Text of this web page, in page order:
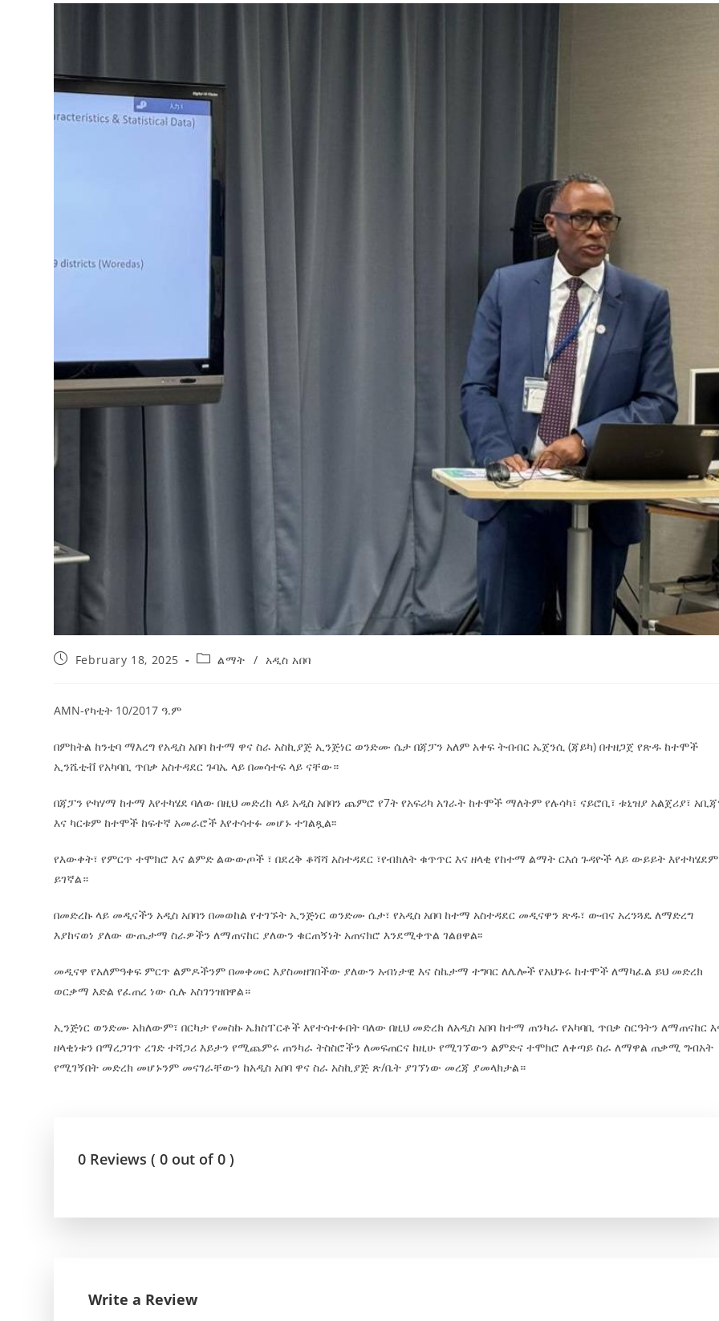
August 7, 2026
አሸናፊነት ተጠናቀቀ
August 1, 2026
February 18, 2025 ልማት / አዲስ አበባ
AMN-የካቲት 10/2017 ዓ.ም
በምክትል ከንቲባ ማእረግ የአዲስ አበባ ከተማ ዋና ስራ አስኪያጅ ኢንጅነር ወንድሙ ሴታ በጃፓን አለም አቀፍ ትብብር ኤጀንሲ (ጃይካ) በተዘጋጀ የጽዱ ከተሞች
ኢንሼቲቭ የአካባቢ ጥበቃ አስተዳደር ጉባኤ ላይ በመሳተፍ ላይ ናቸው።
በጃፓንዮካሃማ ከተማ እየተካሄደ ባለው በዚህ መድረክ ላይ አዲስ አበባን ጨምሮ የ7ት የአፍሪካ አገራት ከተሞች ማለትም የሉሳካ፣ ናይሮቢ፣ ቱኒዝያ አልጀሪያ፣
እና ካርቱም ከተሞች ከፍተኛ አመራሮች እየተሳተፉ መሆኑ ተገልጿል፡፡
የእውቀት፣ የምርጥ ተሞክሮ እና ልምድ ልውውጦች ፣ በደረቅ ቆሻሻ አስተዳደር ፣የብክለት ቁጥጥር እና ዘላቂ የከተማ ልማት ርእሰ ጉዳዮች ላይ ውይይት እየተካሄደም
ይገኛል።
በመድረኩ ላይ መዲናችን አዲስ አበባን በመወከል የተገኙት ኢንጅነር ወንድሙ ሴታ፣ የአዲስ አበባ ከተማ አስተዳደር መዲናዋን ጽዱ፣ ውብና አረንጓዴ ለማድረግ
እያከናወነ ያለው ውጤታማ ስራዎችን ለማጠናከር ያለውን ቁርጠኝነት አጠናክሮ እንደሚቀጥል ገልፀዋል፡፡
መዲናዋ የአለምዓቀፍ ምርጥ ልምዶችንም በመቀመር እያስመዘገበችው ያለውን አብነታዊ እና ስኬታማ ተግባር ለሌሎች የአህጉሩ ከተሞች ለማካፈል ይህ መድረክ
ወርቃማ እድል የፈጠረ ነው ሲሉ አስገንዝበዋል።
ኢንጅነር ወንድሙ አክለውም፣ በርካታ የመስኩ ኤክስፐርቶች እየተሳተፉበት ባለው በዚህ መድረክ ለአዲስ አበባ ከተማ ጠንካራ የአካባቢ ጥበቃ ስርዓትን ለማጠናከር
ዘላቂነቱን በማረጋገጥ ረገድ ተሻጋሪ እይታን የሚጨምሩ ጠንካራ ትስስሮችን ለመፍጠርና ከዚሁ የሚገኘውን ልምድና ተሞክሮ ለቀጣይ ስራ ለማዋል ጠቃሚ ግብአት
የሚገኝበት መድረክ መሆኑንም መናገራቸውን ከአዲስ አበባ ዋና ስራ አስኪያጅ ጽ/ቤት ያገኘነው መረጃ ያመላክታል።
0 Reviews ( 0 out of 0 )
Write a Review